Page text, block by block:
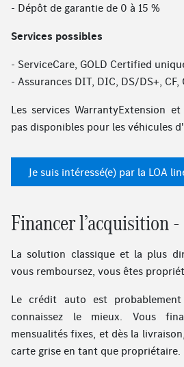
- Dépôt de garantie de 0 à 15 %
Services possibles
- ServiceCare, GOLD Certified
- Assurances DIT, DIC, DS/DS+, CF,
Les services WarrantyExtension
pas disponibles pour les véhicules
Je suis intéressé(e) par la LOA
Financer l’acquisition
La solution classique et la plus
vous remboursez, vous êtes
Le crédit auto est
connaissez le mieux. Vous
mensualités fixes, et dès la
carte grise en tant que propriétaire.